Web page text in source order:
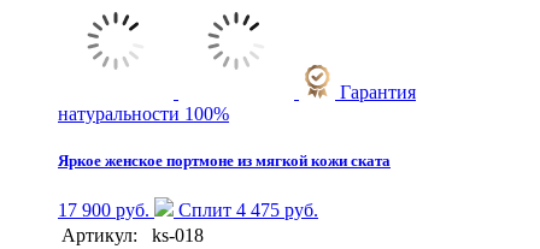
Гарантия
натуральности 100%
Яркое женское портмоне из мягкой кожи ската
17 900 руб.
Сплит 4 475 руб.
Артикул:
ks-018